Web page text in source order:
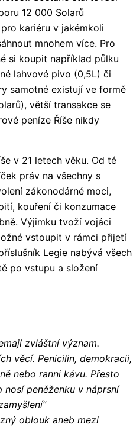
12 000 Solarů
kariéru v jakémkoli
mnohem více. Pro
si koupit například půlku
lahvové pivo (0,5L) či
samotné existují ve formě
větší transakce se
peníze Říše nikdy
v 21 letech věku. Od té
práv na všechny s
zákonodárné moci,
kouření či konzumace
Výjimku tvoží vojáci
vstoupit v rámci přijetí
Legie nabývá všech
po vstupu a složení
zvláštní význam.
věcí. Penicilin, demokracii,
nebo ranní kávu. Přesto
peněženku v náprsní
oblouk aneb mezi